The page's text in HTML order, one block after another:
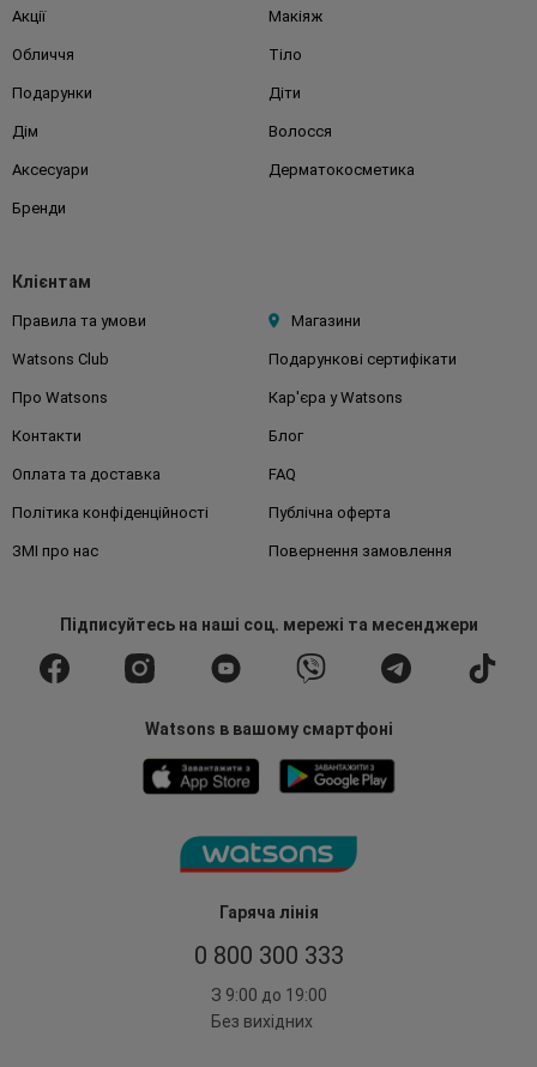
Гаряча лінія
0 800 300 333
З 9:00 до 19:00
Без вихідних
Акції Макіяж
Обличчя Тіло
Подарунки Діти
Дім Волосся
Аксесуари Дерматокосметика
Бренди
Клієнтам
Правила та умови Магазини
Watsons Club Подарункові сертифікати
Про Watsons Кар'єра у Watsons
Контакти Блог
Оплата та доставка FAQ
Політика конфіденційності Публічна оферта
ЗМІ про нас Повернення замовлення
Підписуйтесьна наші соц. мережі та месенджери
Watsons в вашому смартфоні